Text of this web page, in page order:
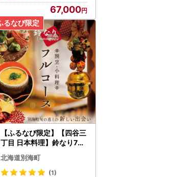
67,000
【ふるなび限定】【四谷三
丁目 日本料理】鈴なり7年
連続一つ星の名店「別海町
旬の特別コース」食事券1
名様 北海道
北海道別海町
(1)